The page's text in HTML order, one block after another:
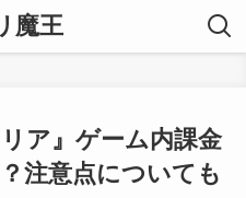
魔王
ア』ゲーム内課金
注意点についても